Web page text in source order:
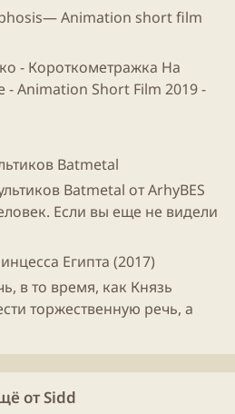
Animation short film
- Короткометражка На
- Animation Short Film 2019 -
Batmetal
Batmetal от ArhyBES
Если вы еще не видели
Египта (2017)
в то время, как Князь
торжественную речь, а
от Sidd